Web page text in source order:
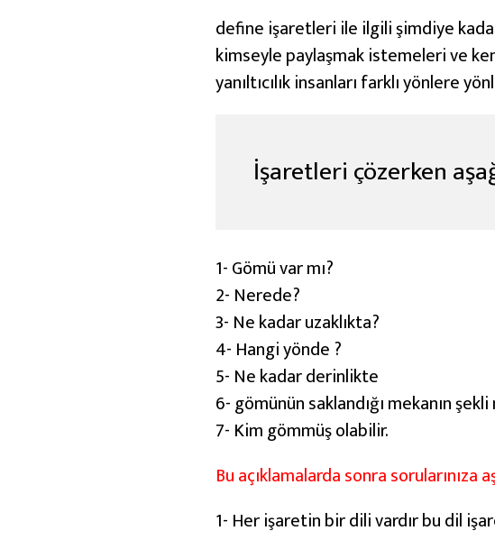
define işaretleri ile ilgili şimdiye
kimseyle paylaşmak istemeleri ve
yanıltıcılık insanları farklı yönlere
İşaretleri çözerken
1- Gömü var mı?
2- Nerede?
3- Ne kadar uzaklıkta?
4- Hangi yönde ?
5- Ne kadar derinlikte
6- gömünün saklandığı mekanın şekli
7- Kim gömmüş olabilir.
Bu açıklamalarda sonra sorularınıza
1- Her işaretin bir dili vardır bu dil